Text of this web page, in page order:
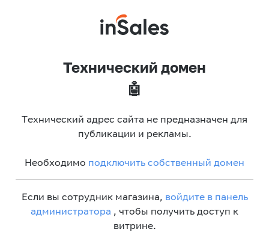
Технический домен
🤖
Технический адрес сайта не предназначен для
публикации и рекламы.
Необходимо подключить собственный домен
Если вы сотрудник магазина, войдите в панель
администратора , чтобы получить доступ к
витрине.